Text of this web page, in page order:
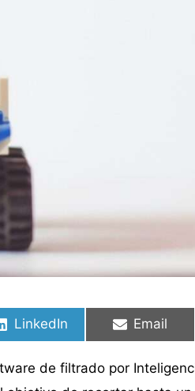
en
LinkedIn
en
Email
de filtrado por
en
en